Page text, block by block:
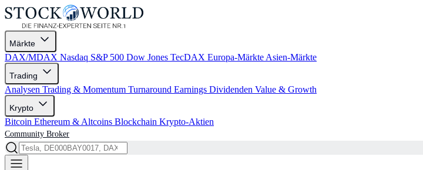
Märkte
DAX/MDAX Nasdaq S&P 500 Dow Jones TecDAX Europa-Märkte Asien-Märkte
Trading
Analysen Trading & Momentum Turnaround Earnings Dividenden Value & Growth
Krypto
Bitcoin Ethereum & Altcoins Blockchain Krypto-Aktien
Community Broker